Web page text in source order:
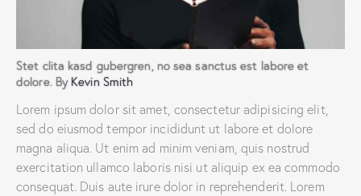
Stet clita kasd gubergren, no sea sanctus est labore et
dolore. ByKevin Smith
Lorem ipsum dolor sit amet, consectetur adipisicing elit,
sed do eiusmod tempor incididunt ut labore et dolore
magna aliqua. Ut enim ad minim veniam, quis nostrud
exercitation ullamco laboris nisi ut aliquip ex ea commodo
consequat. Duis aute irure dolor in reprehenderit. Lorem